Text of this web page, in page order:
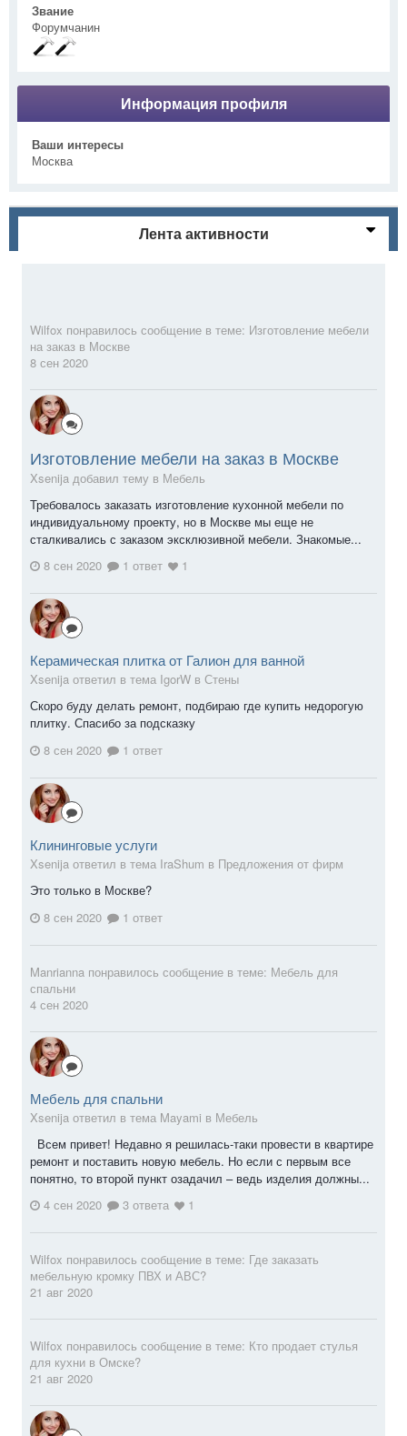
Звание
Форумчанин
Информация профиля
Ваши интересы
Москва
Лента активности
Wilfox понравилось сообщение в теме: Изготовление мебели
на заказ в Москве
8 сен 2020
Изготовление мебели на заказ в Москве
Xsenija добавил тему в Мебель
Требовалось заказать изготовление кухонной мебели по
индивидуальному проекту, но в Москве мы еще не
сталкивались с заказом эксклюзивной мебели. Знакомые...
8 сен 2020
1 ответ 1
Керамическая плитка от Галион для ванной
Xsenija ответил в тема IgorW в Стены
Скоро буду делать ремонт, подбираю где купить недорогую
плитку. Спасибо за подсказку
8 сен 2020
1 ответ
Клининговые услуги
Xsenija ответил в тема IraShum в Предложения от фирм
Это только в Москве?
8 сен 2020
1 ответ
Manrianna понравилось сообщение в теме: Мебель для
спальни
4 сен 2020
Мебель для спальни
Xsenija ответил в тема Mayami в Мебель
Всем привет! Недавно я решилась-таки провести в квартире
ремонт и поставить новую мебель. Но если с первым все
понятно, то второй пункт озадачил – ведь изделия должны...
4 сен 2020
3 ответа 1
Wilfox понравилось сообщение в теме: Где заказать
мебельную кромку ПВХ и АВС?
21 авг 2020
Wilfox понравилось сообщение в теме: Кто продает стулья
для кухни в Омске?
21 авг 2020